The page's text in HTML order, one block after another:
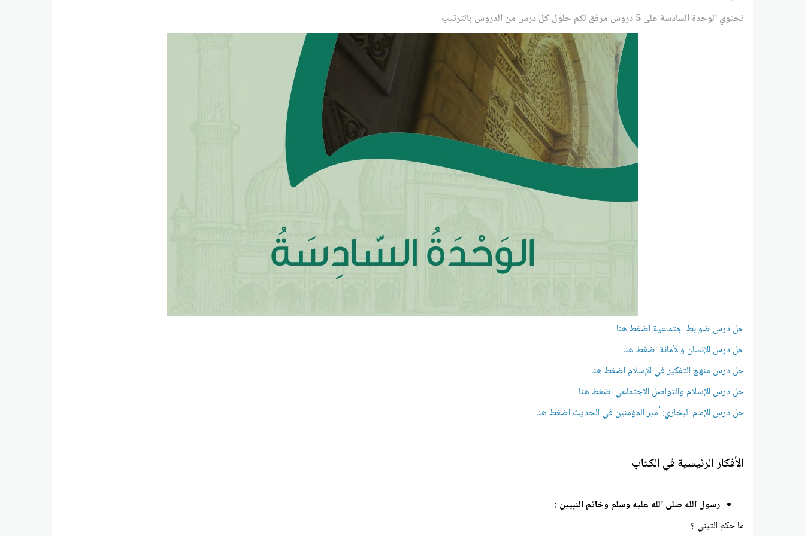
تحتوي الوحدة السادسة على 5 دروس مرفق لكم حلول كل درس من الدروس بالترتيب
حل درس ضوابط اجتماعية اضغط هنا
حل درس الإنسان والأمانة اضغط هنا
حل درس منهج التفكير في الإسلام اضغط هنا
حل درس الإسلام والتواصل الاجتماعي اضغط هنا
حل درس الإمام البخاري: أمير المؤمنين في الحديث اضغط هنا
الأفكار الرئيسية في الكتاب
رسول الله صلى الله عليه وسلم وخاتم النبيين :
ما حكم التبني ؟